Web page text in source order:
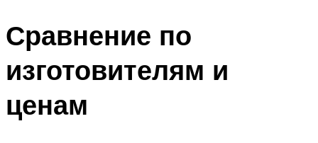
Сравнение по
изготовителям и
ценам